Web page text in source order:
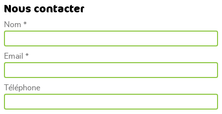
Nous contacter
Nom *
Email *
Téléphone